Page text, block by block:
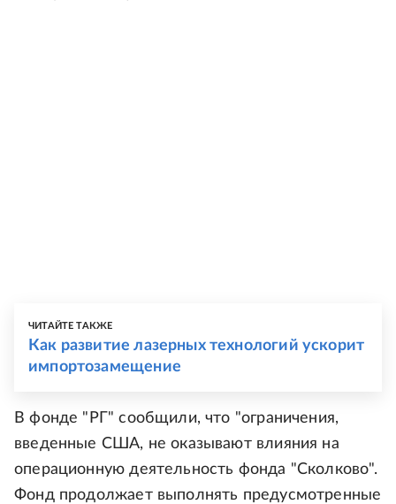
ЧИТАЙТЕ ТАКЖЕ
Как развитие лазерных технологий ускорит
импортозамещение
В фонде "РГ" сообщили, что "ограничения,
введенные США, не оказывают влияния на
операционную деятельность фонда "Сколково".
Фонд продолжает выполнять предусмотренные